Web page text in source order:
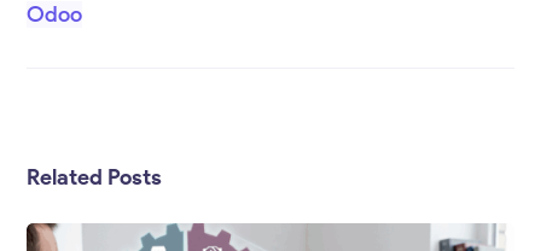
Odoo
Related Posts